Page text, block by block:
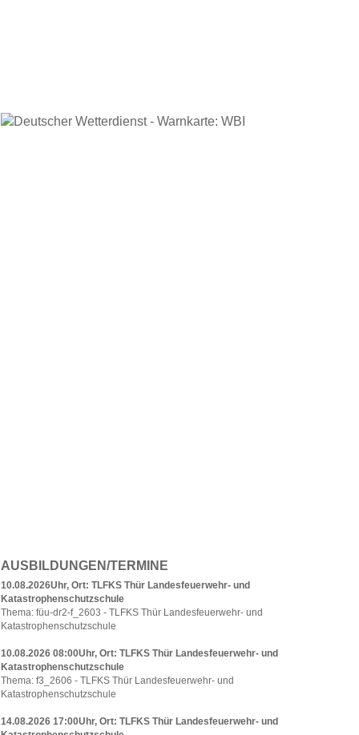
AUSBILDUNGEN/TERMINE
10.08.2026Uhr, Ort: TLFKS Thür Landesfeuerwehr- und
Katastrophenschutzschule
Thema: füu-dr2-f_2603 - TLFKS Thür Landesfeuerwehr- und
Katastrophenschutzschule
10.08.2026 08:00Uhr, Ort: TLFKS Thür Landesfeuerwehr- und
Katastrophenschutzschule
Thema: f3_2606 - TLFKS Thür Landesfeuerwehr- und
Katastrophenschutzschule
14.08.2026 17:00Uhr, Ort: TLFKS Thür Landesfeuerwehr- und